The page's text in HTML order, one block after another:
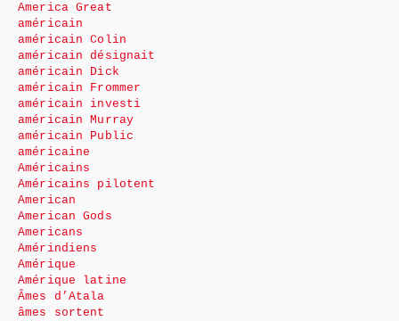
America Great
américain
américain Colin
américain désignait
américain Dick
américain Frommer
américain investi
américain Murray
américain Public
américaine
Américains
Américains pilotent
American
American Gods
Americans
Amérindiens
Amérique
Amérique latine
Âmes d’Atala
âmes sortent